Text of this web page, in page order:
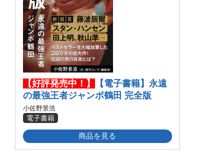
【好評発売中！】
【電子書籍】永遠
の最強王者ジャンボ鶴田 完全版
小佐野景浩
電子書籍
商品を見る